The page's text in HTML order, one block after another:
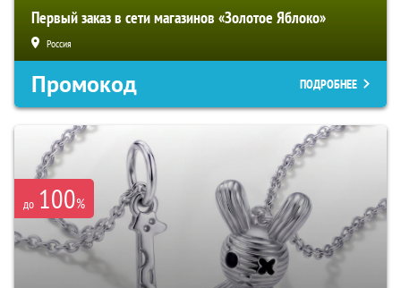
Первый заказ в сети магазинов «Золотое Яблоко»
Россия
Промокод ПОДРОБНЕЕ
до 100%